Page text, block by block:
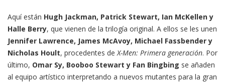
Aquí están Hugh Jackman, Patrick Stewart, Ian McKellen y
Halle Berry, que vienen de la trilogía original. A ellos se les unen
Jennifer Lawrence, James McAvoy, Michael Fassbender y
Nicholas Hoult, procedentes de X-Men: Primera generación. Por
último, Omar Sy, Booboo Stewart y Fan Bingbing se añaden
al equipo artístico interpretando a nuevos mutantes para la gran